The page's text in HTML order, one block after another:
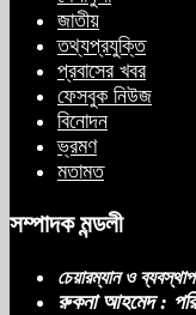
জাতীয়
তথ্যপ্রযুক্তি
প্রবাসের খবর
ফেসবুক নিউজ
বিনোদন
ভ্রমণ
মতামত
সম্পাদক মন্ডলী
চেয়ারম্যান ও
রুকনা আহমেদ :